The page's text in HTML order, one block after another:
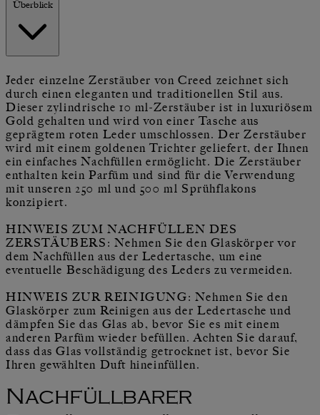
Überblick
Jeder einzelne Zerstäuber von Creed zeichnet sich
durch einen eleganten und traditionellen Stil aus.
Dieser zylindrische 10 ml-Zerstäuber ist in luxuriösem
Gold gehalten und wird von einer Tasche aus
geprägtem roten Leder umschlossen. Der Zerstäuber
wird mit einem goldenen Trichter geliefert, der Ihnen
ein einfaches Nachfüllen ermöglicht. Die Zerstäuber
enthalten kein Parfüm und sind für die Verwendung
mit unseren 250 ml und 500 ml Sprühflakons
konzipiert.
HINWEIS ZUM NACHFÜLLEN DES
ZERSTÄUBERS: Nehmen Sie den Glaskörper vor
dem Nachfüllen aus der Ledertasche, um eine
eventuelle Beschädigung des Leders zu vermeiden.
HINWEIS ZUR REINIGUNG: Nehmen Sie den
Glaskörper zum Reinigen aus der Ledertasche und
dämpfen Sie das Glas ab, bevor Sie es mit einem
anderen Parfüm wieder befüllen. Achten Sie darauf,
dass das Glas vollständig getrocknet ist, bevor Sie
Ihren gewählten Duft hineinfüllen.
Nachfüllbarer